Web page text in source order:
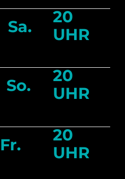
Sa.
20
UHR
So.
20
UHR
Fr.
20
UHR